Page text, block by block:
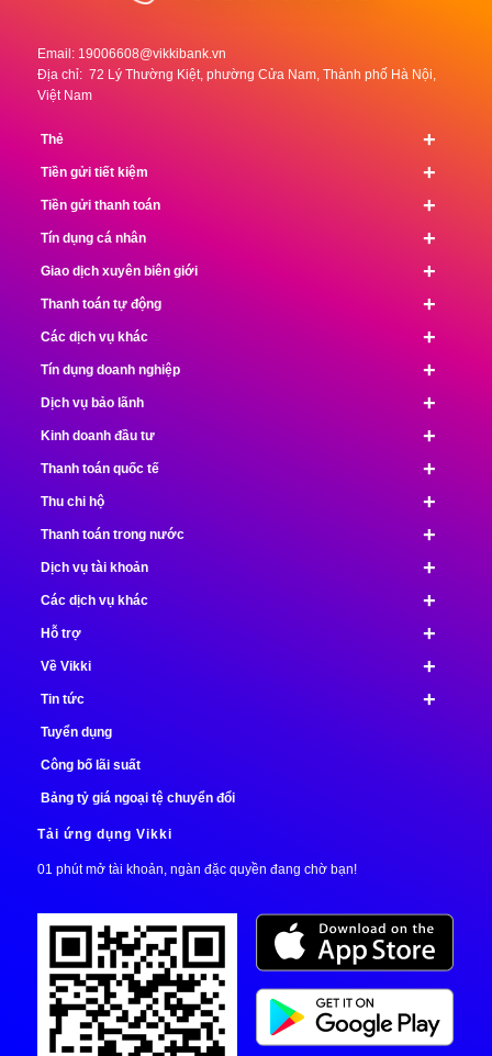
Email: 19006608@vikkibank.vn
Địa chỉ: 72 Lý Thường Kiệt, phường Cửa Nam, Thành phố Hà Nội,
Việt Nam
+
Thẻ
+
Tiền gửi tiết kiệm
+
Tiền gửi thanh toán
+
Tín dụng cá nhân
+
Giao dịch xuyên biên giới
+
Thanh toán tự động
+
Các dịch vụ khác
+
Tín dụng doanh nghiệp
+
Dịch vụ bảo lãnh
+
Kinh doanh đầu tư
+
Thanh toán quốc tế
+
Thu chi hộ
+
Thanh toán trong nước
+
Dịch vụ tài khoản
+
Các dịch vụ khác
+
Hỗ trợ
+
Về Vikki
+
Tin tức
Tuyển dụng
Công bố lãi suất
Bảng tỷ giá ngoại tệ chuyển đổi
Tải ứng dụng Vikki
01 phút mở tài khoản, ngàn đặc quyền đang chờ bạn!